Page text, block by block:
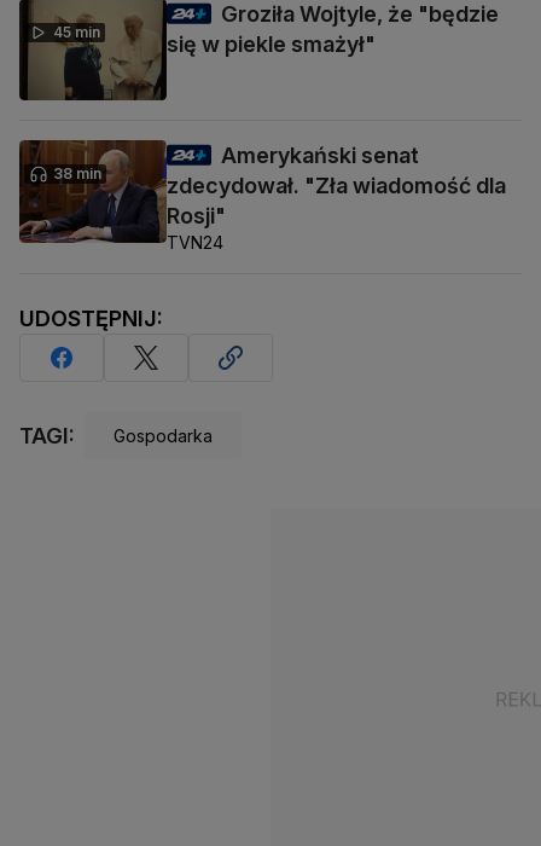
45 min
Groziła Wojtyle, że "będzie
się w piekle smażył"
38 min
Amerykański senat
zdecydował. "Zła wiadomość dla
Rosji"
TVN24
UDOSTĘPNIJ:
TAGI: Gospodarka